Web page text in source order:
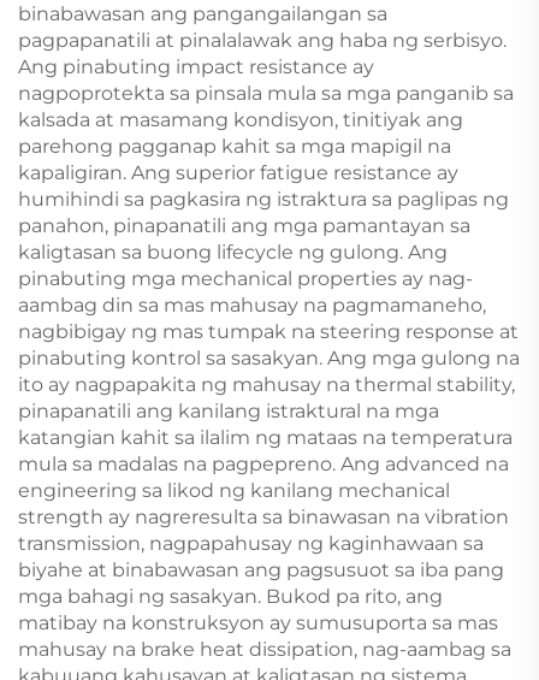
binabawasan ang pangangailangan sa
pagpapanatili at pinalalawak ang haba ng serbisyo.
Ang pinabuting impact resistance ay
nagpoprotekta sa pinsala mula sa mga panganib sa
kalsada at masamang kondisyon, tinitiyak ang
parehong pagganap kahit sa mga mapigil na
kapaligiran. Ang superior fatigue resistance ay
humihindi sa pagkasira ng istraktura sa paglipas ng
panahon, pinapanatili ang mga pamantayan sa
kaligtasan sa buong lifecycle ng gulong. Ang
pinabuting mga mechanical properties ay nag-
aambag din sa mas mahusay na pagmamaneho,
nagbibigay ng mas tumpak na steering response at
pinabuting kontrol sa sasakyan. Ang mga gulong na
ito ay nagpapakita ng mahusay na thermal stability,
pinapanatili ang kanilang istraktural na mga
katangian kahit sa ilalim ng mataas na temperatura
mula sa madalas na pagpepreno. Ang advanced na
engineering sa likod ng kanilang mechanical
strength ay nagreresulta sa binawasan na vibration
transmission, nagpapahusay ng kaginhawaan sa
biyahe at binabawasan ang pagsusuot sa iba pang
mga bahagi ng sasakyan. Bukod pa rito, ang
matibay na konstruksyon ay sumusuporta sa mas
mahusay na brake heat dissipation, nag-aambag sa